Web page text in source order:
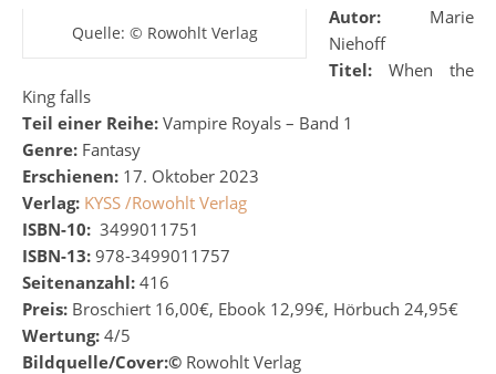
Quelle: © Rowohlt Verlag
Autor: Marie
Niehoff
Titel: When the
King falls
Teil einer Reihe: Vampire Royals – Band 1
Genre: Fantasy
Erschienen: 17. Oktober 2023
Verlag: KYSS /Rowohlt Verlag
ISBN-10: 3499011751
ISBN-13: 978-3499011757
Seitenanzahl: 416
Preis: Broschiert 16,00€, Ebook 12,99€, Hörbuch 24,95€
Wertung: 4/5
Bildquelle/Cover:© Rowohlt Verlag